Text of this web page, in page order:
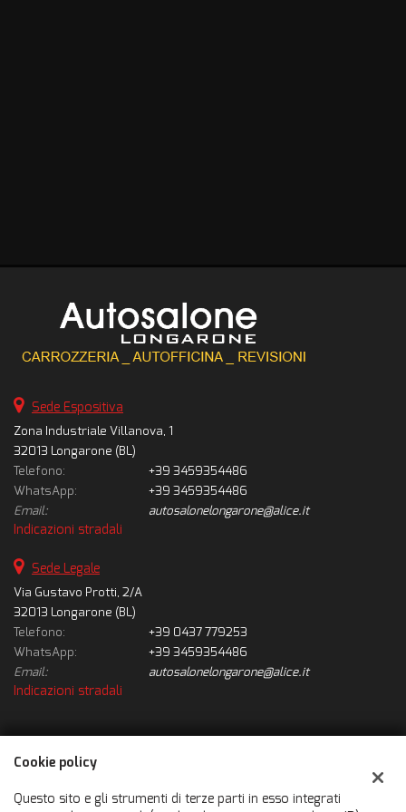
Sede Espositiva
Zona Industriale Villanova, 1
32013 Longarone (BL)
Telefono:
+39 3459354486
WhatsApp:
+39 3459354486
Email:
autosalonelongarone@alice.it
Indicazioni stradali
Sede Legale
Via Gustavo Protti, 2/A
32013 Longarone (BL)
Telefono:
+39 0437 779253
WhatsApp:
+39 3459354486
Email:
autosalonelongarone@alice.it
Indicazioni stradali
Dati fiscali:
Autosalone Longarone Srl
Via Gustavo Protti, 2/A, Longarone (BL)
Cookie policy
Questo sito e gli strumenti di terze parti in esso integrati